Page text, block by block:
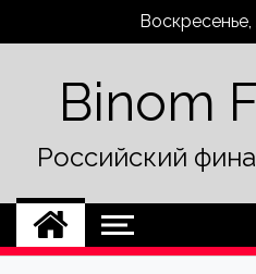
Binom
Российский